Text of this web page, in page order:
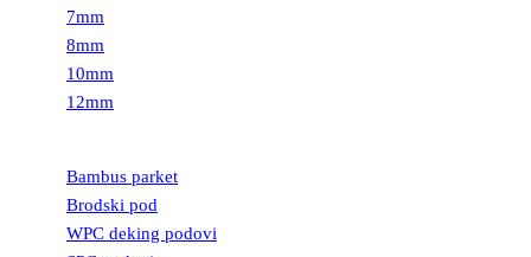
7mm
8mm
10mm
12mm
Bambus parket
Brodski pod
WPC deking podovi